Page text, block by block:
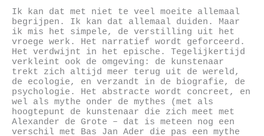
Ik kan dat met niet te veel moeite allemaal
begrijpen. Ik kan dat allemaal duiden. Maar
ik mis het simpele, de verstilling uit het
vroege werk. Het narratief wordt geforceerd.
Het verdwijnt in het epische. Tegelijkertijd
verkleint ook de omgeving: de kunstenaar
trekt zich altijd meer terug uit de wereld,
de ecologie, en verzandt in de biografie, de
psychologie. Het abstracte wordt concreet, en
wel als mythe onder de mythes (met als
hoogtepunt de kunstenaar die zich meet met
Alexander de Grote – dat is meteen nog een
verschil met Bas Jan Ader die pas een mythe